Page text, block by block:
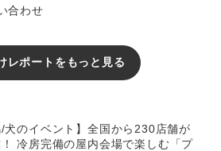
合わせ
レポートをもっと見る
/犬のイベント】全国から230店舗が
冷房完備の屋内会場で楽しむ「プ